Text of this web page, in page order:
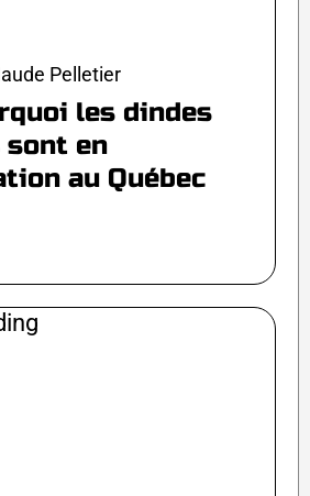
Pelletier
les dindes
sont en
au Québec